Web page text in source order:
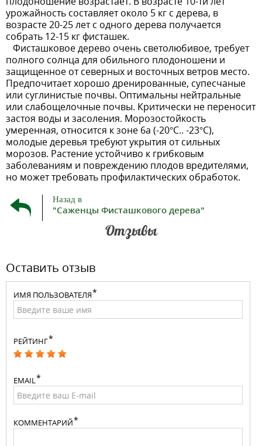
урожайность составляет около 5 кг с дерева, в
возрасте 20-25 лет с одного дерева получается
собрать 12-15 кг фисташек.
Фисташковое дерево очень светолюбивое, требует
полного солнца для обильного плодоношени и
защищенное от северных и восточных ветров место.
Предпочитает хорошо дренированные, супесчаные
или суглинистые почвы. Оптимальны нейтральные
или слабощелочные почвы. Критически не переносит
застоя воды и засоления. Морозостойкость
умеренная, относится к зоне 6a (-20°C.. -23°C),
молодые деревья требуют укрытия от сильных
морозов. Растение устойчиво к грибковым
заболеваниям и повреждению плодов вредителями,
но может требовать профилактических обработок.
Назад в
"Саженцы Фисташкового дерева"
Отзывы
Оставить отзыв
ИМЯ ПОЛЬЗОВАТЕЛЯ
РЕЙТИНГ
EMAIL
КОММЕНТАРИЙ